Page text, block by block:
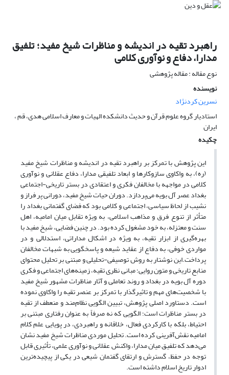
راهبرد تقیه در اندیشه و مناظرات شیخ مفید؛ تلفیق
مدارا، دفاع و نوآوری کلامی
نوع مقاله : مقاله پژوهشی
نویسنده
نسرین کردنژاد
استادیار گروه علوم قرآن و حدیث دانشکده الهیات و معارف اسلامی هدی، قم ،
ایران
چکیده
این پژوهش با تمرکز بر راهبرد تقیه در اندیشه و مناظرات شیخ مفید
(ره)، به واکاوی سازوکارها و ابعاد تلفیقی مدارا، دفاع عقلانی و نوآوری
کلامی در مواجهه با مخالفان فکری و اعتقادی در بستر تاریخی-اجتماعی
بغداد عصر آل بویه می‌پردازد. دوران حیات شیخ مفید، دورانی پر فراز و
نشیب از لحاظ سیاسی، اجتماعی و کلامی بود که فضای گفتمانی بغداد را
متأثر از تنوع فرق و مذاهب اسلامی، به ویژه تقابل میان امامیه، اهل
سنت و معتزله، به خود مشغول کرده بود. در چنین فضایی، شیخ مفید با
بهره‌گیری از ابزار تقیه، به ویژه در اشکال مداراتی، استدلالی و در
مواردی خوفی، به دفاع از عقاید شیعه و پاسخگویی به شبهات مخالفان
پرداخت.این نوشتار به روش توصیفی-تحلیلی و مبتنی بر تحلیل محتوای
منابع تاریخی و متون روایی؛ مبانی نظری تقیه، زمینه‌های اجتماعی و فکری
دوره آل بویه در بغداد و روند تعاملی و آثار مناظرات مشهور شیخ مفید
با شخصیت‌های مهم و تاثیرگذار با تمرکز بر عنصر تقیه را واکاوی نموده
است. دستاورد اصلی پژوهش، تبیین الگویی نظام‌مند و منعطف از تقیه
در بستر مناظرات است؛ الگویی که نه صرفاً به عنوان رفتاری مبتنی بر
احتیاط، بلکه با کارکردی فعال، خلاقانه و راهبردی، در پویایی علم کلام
امامیه نقش‌آفرینی کرده است. تحلیل موردی مناظرات شیخ مفید نشان
می‌دهد که تلفیق میان مدارا، واکنش عقلانی و نوآوری علمی، تأثیری قابل
توجه در حفظ، گسترش و ارتقای گفتمان شیعی در یکی از پیچیده‌ترین
ادوار تاریخ اسلام داشته است.